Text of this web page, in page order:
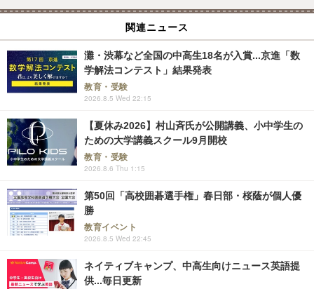
関連ニュース
灘・渋幕など全国の中高生18名が入賞...京進「数
学解法コンテスト」結果発表
教育・受験
2026.8.5 Wed 22:15
【夏休み2026】村山斉氏が公開講義、小中学生の
ための大学講義スクール9月開校
教育・受験
2026.8.6 Thu 1:15
第50回「高校囲碁選手権」春日部・桜蔭が個人優
勝
教育イベント
2026.8.5 Wed 22:45
ネイティブキャンプ、中高生向けニュース英語提
供...毎日更新